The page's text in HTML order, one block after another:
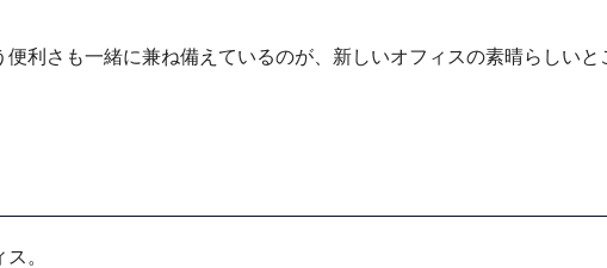
利さも一緒に兼ね備えているのが、新しいオフィスの素晴らしいと
。